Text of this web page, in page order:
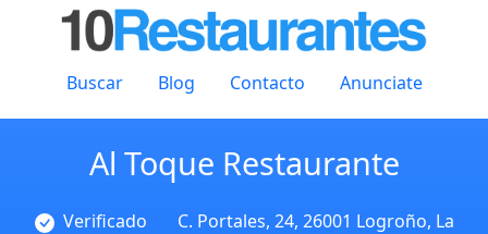
Buscar Blog Contacto Anunciate
Al Toque Restaurante
Verificado
C. Portales, 24, 26001 Logroño, La